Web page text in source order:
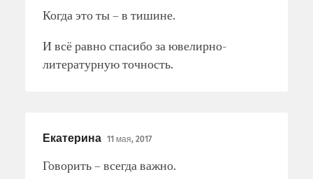
Когда это ты – в тишине.
И всё равно спасибо за ювелирно-
литературную точность.
Екатерина 11 мая, 2017
Говорить – всегда важно.